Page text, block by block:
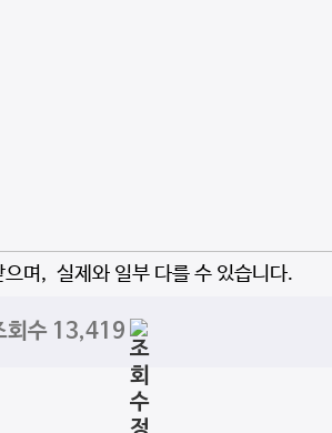
며, 실제와 일부 다를 수 있습니다.
수 13,419